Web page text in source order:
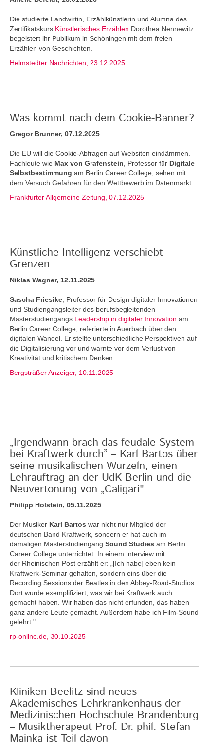
Die studierte Landwirtin, Erzählkünstlerin und Alumna des
Zertifikatskurs Künstlerisches Erzählen Dorothea Nennewitz
begeistert ihr Publikum in Schöningen mit dem freien
Erzählen von Geschichten.
Helmstedter Nachrichten, 23.12.2025
Was kommt nach dem Cookie-Banner?
Gregor Brunner, 07.12.2025
Die EU will die Cookie-Abfragen auf Websiten eindämmen.
Fachleute wie Max von Grafenstein , Professor für Digitale
Selbstbestimmung am Berlin Career College, sehen mit
dem Versuch Gefahren für den Wettbewerb im Datenmarkt.
Frankfurter Allgemeine Zeitung, 07.12.2025
Künstliche Intelligenz verschiebt
Grenzen
Niklas Wagner, 12.11.2025
Sascha Friesike , Professor für Design digitaler Innovationen
und Studiengangsleiter des berufsbegleitenden
Masterstudiengangs Leadership in digitaler Innovation am
Berlin Career College, referierte in Auerbach über den
digitalen Wandel. Er stellte unterschiedliche Perspektiven auf
die Digitalisierung vor und warnte vor dem Verlust von
Kreativität und kritischem Denken.
Bergsträßer Anzeiger, 10.11.2025
„Irgendwann brach das feudale System
bei Kraftwerk durch” – Karl Bartos über
seine musikalischen Wurzeln, einen
Lehrauftrag an der UdK Berlin und die
Neuvertonung von „Caligari"
Philipp Holstein, 05.11.2025
Der Musiker Karl Bartos war nicht nur Mitglied der
deutschen Band Kraftwerk, sondern er hat auch im
damaligen Masterstudiengang Sound Studies am Berlin
Career College unterrichtet. In einem Interview mit
der Rheinischen Post erzählt er: „[Ich habe] eben kein
Kraftwerk-Seminar gehalten, sondern eins über die
Recording Sessions der Beatles in den Abbey-Road-Studios.
Dort wurde exemplifiziert, was wir bei Kraftwerk auch
gemacht haben. Wir haben das nicht erfunden, das haben
ganz andere Leute gemacht. Außerdem habe ich Film-Sound
gelehrt."
rp-online.de, 30.10.2025
Kliniken Beelitz sind neues
Akademisches Lehrkrankenhaus der
Medizinischen Hochschule Brandenburg
– Musiktherapeut Prof. Dr. phil. Stefan
Mainka ist Teil davon